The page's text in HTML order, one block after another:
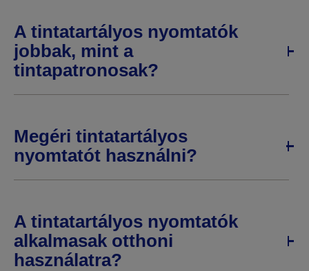
A tintatartályos nyomtatók
jobbak, mint a
tintapatronosak?
Megéri tintatartályos
nyomtatót használni?
A tintatartályos nyomtatók
alkalmasak otthoni
használatra?